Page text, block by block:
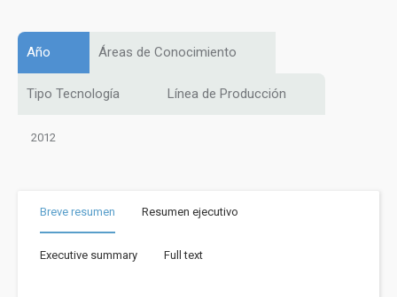
Año Áreas de Conocimiento
Tipo Tecnología Línea de Producción
2012
Breve resumen Resumen ejecutivo
Executive summary Full text